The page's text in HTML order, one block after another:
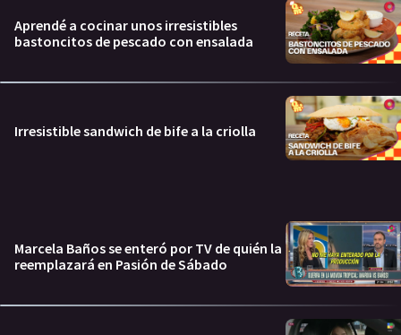
Aprendé a cocinar unos irresistibles
bastoncitos de pescado con ensalada
Irresistible sandwich de bife a la criolla
Marcela Baños se enteró por TV de quién la
reemplazará en Pasión de Sábado